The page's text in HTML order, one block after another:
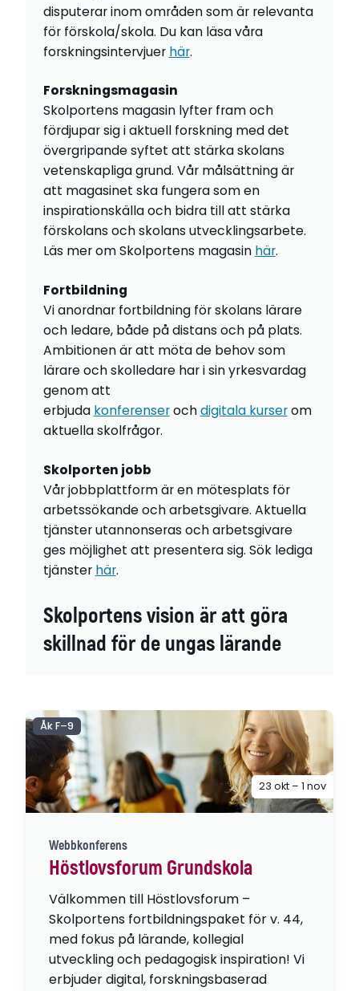
disputerar inom områden som är relevanta
för förskola/skola. Du kan läsa våra
forskningsintervjuer här.
Forskningsmagasin
Skolportens magasin lyfter fram och
fördjupar sig i aktuell forskning med det
övergripande syftet att stärka skolans
vetenskapliga grund. Vår målsättning är
att magasinet ska fungera som en
inspirationskälla och bidra till att stärka
förskolans och skolans utvecklingsarbete.
Läs mer om Skolportens magasin här.
Fortbildning
Vi anordnar fortbildning för skolans lärare
och ledare, både på distans och på plats.
Ambitionen är att möta de behov som
lärare och skolledare har i sin yrkesvardag
genom att
erbjuda konferenserochdigitala kurserom
aktuella skolfrågor.
Skolporten jobb
Vår jobbplattform är en mötesplats för
arbetssökande och arbetsgivare. Aktuella
tjänster utannonseras och arbetsgivare
ges möjlighet att presentera sig. Sök lediga
tjänster här.
Skolportens vision är att göra
skillnad för de ungas lärande
Webbkonferens
Höstlovsforum Grundskola
Välkommen till Höstlovsforum –
Skolportens fortbildningspaket för v. 44,
med fokus på lärande, kollegial
utveckling och pedagogisk inspiration! Vi
erbjuder digital, forskningsbaserad
Åk F–9
23 okt – 1 nov